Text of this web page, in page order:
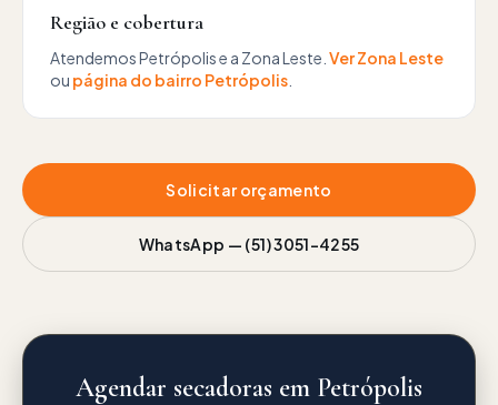
Região e cobertura
AtendemosPetrópolise a Zona Leste VerZona Leste
ou página do bairro Petrópolis
Solicitar orçamento
WhatsApp — (51) 3051-4255
Agendar secadoras em Petrópolis